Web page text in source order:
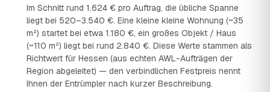
Im Schnitt rund 1.624 € pro Auftrag, die übliche Spanne
liegt bei 520–3.540 €. Eine kleine kleine Wohnung (~35
m²) startet bei etwa 1.180 €, ein großes Objekt / Haus
(~110 m²) liegt bei rund 2.840 €. Diese Werte stammen als
Richtwert für Hessen (aus echten AWL-Aufträgen der
Region abgeleitet) — den verbindlichen Festpreis nennt
Ihnen der Entrümpler nach kurzer Beschreibung.